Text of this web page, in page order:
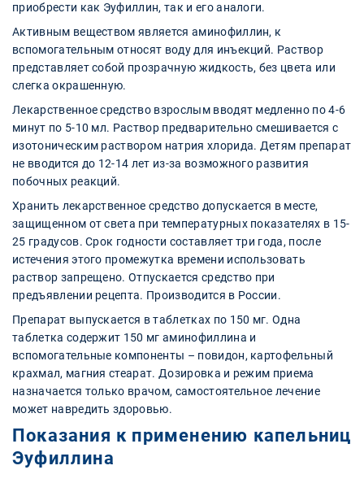
приобрести как Эуфиллин, так и его аналоги.
Активным веществом является аминофиллин, к
вспомогательным относят воду для инъекций. Раствор
представляет собой прозрачную жидкость, без цвета или
слегка окрашенную.
Лекарственное средство взрослым вводят медленно по 4-6
минут по 5-10 мл. Раствор предварительно смешивается с
изотоническим раствором натрия хлорида. Детям препарат
не вводится до 12-14 лет из-за возможного развития
побочных реакций.
Хранить лекарственное средство допускается в месте,
защищенном от света при температурных показателях в 15-
25 градусов. Срок годности составляет три года, после
истечения этого промежутка времени использовать
раствор запрещено. Отпускается средство при
предъявлении рецепта. Производится в России.
Препарат выпускается в таблетках по 150 мг. Одна
таблетка содержит 150 мг аминофиллина и
вспомогательные компоненты – повидон, картофельный
крахмал, магния стеарат. Дозировка и режим приема
назначается только врачом, самостоятельное лечение
может навредить здоровью.
Показания к применению капельниц
Эуфиллина